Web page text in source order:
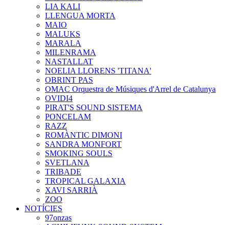
LIA KALI
LLENGUA MORTA
MAIO
MALUKS
MARALA
MILENRAMA
NASTALLAT
NOELIA LLORENS 'TITANA'
OBRINT PAS
OMAC Orquestra de Músiques d'Arrel de Catalunya
OVIDI4
PIRAT'S SOUND SISTEMA
PONCELAM
RAZZ
ROMÀNTIC DIMONI
SANDRA MONFORT
SMOKING SOULS
SVETLANA
TRIBADE
TROPICAL GALAXIA
XAVI SARRIÀ
ZOO
NOTÍCIES
97onzas